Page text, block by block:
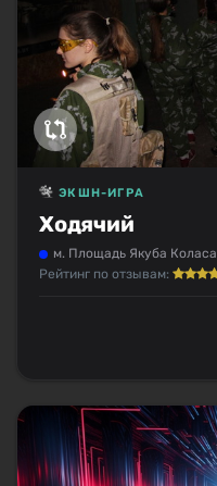
Ходячий
ЭКШН-ИГРА
м. Площадь Якуба Коласа
Рейтинг по отзывам: